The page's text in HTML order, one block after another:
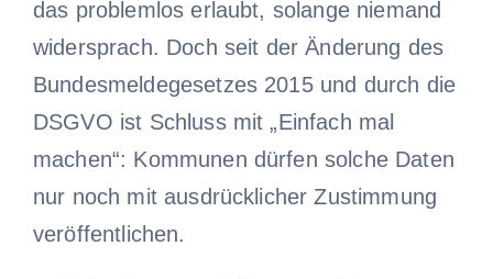
das problemlos erlaubt, solange niemand
widersprach. Doch seit der Änderung des
Bundesmeldegesetzes 2015 und durch die
DSGVO ist Schluss mit „Einfach mal
machen“: Kommunen dürfen solche Daten
nur noch mit ausdrücklicher Zustimmung
veröffentlichen.